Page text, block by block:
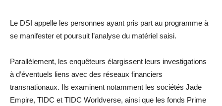
Le DSI appelle les personnes ayant pris part au programme à
se manifester et poursuit l’analyse du matériel saisi.
Parallèlement, les enquêteurs élargissent leurs investigations
à d’éventuels liens avec des réseaux financiers
transnationaux. Ils examinent notamment les sociétés Jade
Empire, TIDC et TIDC Worldverse, ainsi que les fonds Prime